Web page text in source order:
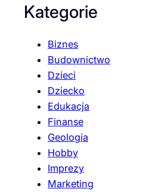
Kategorie
Biznes
Budownictwo
Dzieci
Dziecko
Edukacja
Finanse
Geologia
Hobby
Imprezy
Marketing